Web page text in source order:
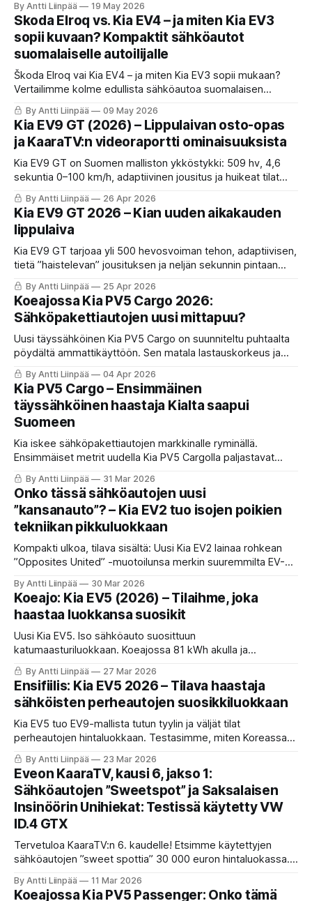
talvivarustelun alle 46 000 euron lähtöhintaan. Mutta
riittääkö maltillinen latausteho kaatamaan luokan uuden
kuninkaan?
By Antti Liinpää 19 May 2026
Skoda Elroq vs. Kia EV4 – ja miten Kia EV3
sopii kuvaan? Kompaktit sähköautot
suomalaiselle autoilijalle
Škoda Elroq vai Kia EV4 – ja miten Kia EV3 sopii mukaan?
Vertailimme kolme edullista sähköautoa suomalaisen
arkeen, talveen ja mökkimatkoille. Romutuspalkkio tekee
niistä nyt erityisen houkuttelevia. Lue, kumpi voittaa hinta-
laatusuhteessa, tilavuudessa ja talvikelissä.
By Antti Liinpää 09 May 2026
Kia EV9 GT (2026) – Lippulaivan osto-opas
ja KaaraTV:n videoraportti ominaisuuksista
Kia EV9 GT on Suomen malliston ykköstykki: 509 hv, 4,6
sekuntia 0–100 km/h, adaptiivinen jousitus ja huikeat tilat
jopa seitsemälle. Lue osto-opas ja vertailu: Kia EV9 GT vs.
Polestar 3 vs. Volvo EX90.
By Antti Liinpää 26 Apr 2026
Kia EV9 GT 2026 – Kian uuden aikakauden
lippulaiva
Kia EV9 GT tarjoaa yli 500 hevosvoiman tehon, adaptiivisen,
tietä ”haistelevan” jousituksen ja neljän sekunnin pintaan
asettuva kiihtyvyyden. Kyseessä on eittämättä Kian
malliston uusi kuningas. Mutta onko lähes 100 000 euron
hinta ja tinkimätön suorituskyky oikea resepti tähän
kokoluokkaan?
By Antti Liinpää 25 Apr 2026
Koeajossa Kia PV5 Cargo 2026:
Sähköpakettiautojen uusi mittapuu?
Uusi täyssähköinen Kia PV5 Cargo on suunniteltu puhtaalta
pöydältä ammattikäyttöön. Sen matala lastauskorkeus ja
moderni ohjaamo asettavat uuden standardin pakettiautojen
käytettävyydelle.
By Antti Liinpää 04 Apr 2026
Kia PV5 Cargo – Ensimmäinen
täyssähköinen haastaja Kialta saapui
Suomeen
Kia iskee sähköpakettiautojen markkinalle ryminällä.
Ensimmäiset metrit uudella Kia PV5 Cargolla paljastavat
auton, joka tuntuu enemmän henkilöautolta kuin
perinteiseltä hyötyajoneuvolta. Ensimmäiset havainnot:
Matala lastauskorkeus, hyvä käyttöjärjestelmä ja ketterä.
By Antti Liinpää 31 Mar 2026
Onko tässä sähköautojen uusi
”kansanauto”? – Kia EV2 tuo isojen poikien
tekniikan pikkuluokkaan
Kompakti ulkoa, tilava sisältä: Uusi Kia EV2 lainaa rohkean
”Opposites United” -muotoilunsa merkin suuremmilta EV-
sisäänsä yllättävän suuret tilat.
By Antti Liinpää 30 Mar 2026
Koeajo: Kia EV5 (2026) – Tilaihme, joka
haastaa luokkansa suosikit
Uusi Kia EV5. Iso sähköauto suosittuun
katumaasturiluokkaan. Koeajossa 81 kWh akulla ja
etuvedolla varustettu uutuus, joka tarjoaa EV9-mallista
tuttua muotoilua ja väljät tilat. Lue, miten tämä EV5 haastaa
Tesla Model Y:n ja Skoda Enyaqin.
By Antti Liinpää 27 Mar 2026
Ensifiilis: Kia EV5 2026 – Tilava haastaja
sähköisten perheautojen suosikkiluokkaan
Kia EV5 tuo EV9-mallista tutun tyylin ja väljät tilat
perheautojen hintaluokkaan. Testasimme, miten Koreassa
valmistettu etuvetouutuus pärjää Suomen kevättalvessa.
Onko tässä uusi sähköinen "sweetspot"
työsuhdeautoilijoille? Lue ja katso ensifiilikset!
By Antti Liinpää 23 Mar 2026
Eveon KaaraTV, kausi 6, jakso 1:
Sähköautojen ”Sweetspot” ja Saksalaisen
Insinöörin Unihiekat: Testissä käytetty VW
ID.4 GTX
Tervetuloa KaaraTV:n 6. kaudelle! Etsimme käytettyjen
sähköautojen ”sweet spottia” 30 000 euron hintaluokassa.
mekaanikko paljastaa nelivedon kunnosta ja sähköauton
By Antti Liinpää 11 Mar 2026
Koeajossa Kia PV5 Passenger: Onko tämä